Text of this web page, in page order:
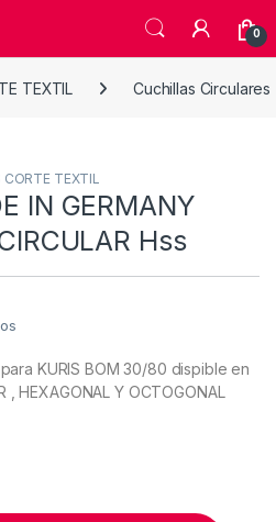
0
TEXTIL Cuchillas Circulares
CORTE TEXTIL
IN GERMANY
Hss
para KURIS BOM 30/80 dispible en
, HEXAGONAL Y OCTOGONAL